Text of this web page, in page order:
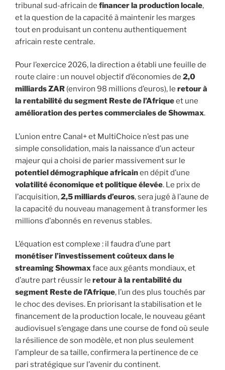
tribunal sud-africain de financer la production locale,
et la question de la capacité à maintenir les marges
tout en produisant un contenu authentiquement
africain reste centrale.
Pour l’exercice 2026, la direction a établi une feuille de
route claire : un nouvel objectif d’économies de 2,0
milliards ZAR (environ 98 millions d’euros), le retour à
la rentabilité du segment Reste de l’Afriqueet une
amélioration des pertes commerciales de Showmax.
L’union entre Canal+ et MultiChoice n’est pas une
simple consolidation, mais la naissance d’un acteur
majeur qui a choisi de parier massivement sur le
potentiel démographique africainen dépit d’une
volatilité économique et politique élevée. Le prix de
l’acquisition,2,5 milliards d’euros, sera jugé à l’aune de
la capacité du nouveau management à transformer les
millions d’abonnés en revenus stables.
L’équation est complexe : il faudra d’une part
monétiser l’investissement coûteux dans le
streaming Showmaxface aux géants mondiaux, et
d’autre part réussir le retour à la rentabilité du
segment Reste de l’Afrique, l’un des plus touchés par
le choc des devises. En priorisant la stabilisation et le
financement de la production locale, le nouveau géant
audiovisuel s’engage dans une course de fond où seule
la résilience de son modèle, et non plus seulement
l’ampleur de sa taille, confirmera la pertinence de ce
pari stratégique sur l’avenir du continent.